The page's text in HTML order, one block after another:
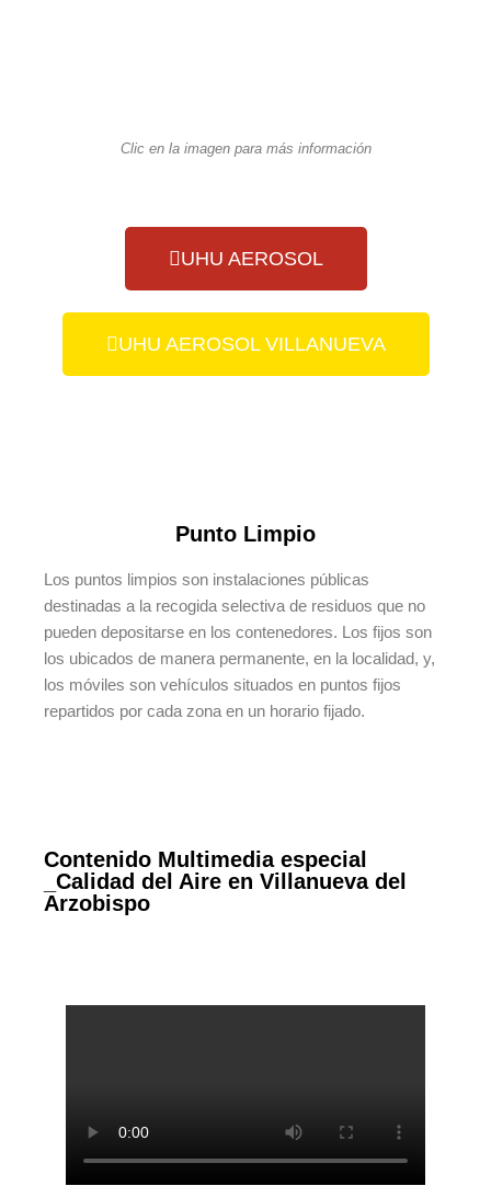
Clic en la imagen para más información
UHU AEROSOL
UHU AEROSOL VILLANUEVA
Punto Limpio
Los puntos limpios son instalaciones públicas
destinadas a la recogida selectiva de residuos que no
pueden depositarse en los contenedores. Los fijos son
los ubicados de manera permanente, en la localidad, y,
los móviles son vehículos situados en puntos fijos
repartidos por cada zona en un horario fijado.
Contenido Multimedia especial
_Calidad del Aire en Villanueva del
Arzobispo